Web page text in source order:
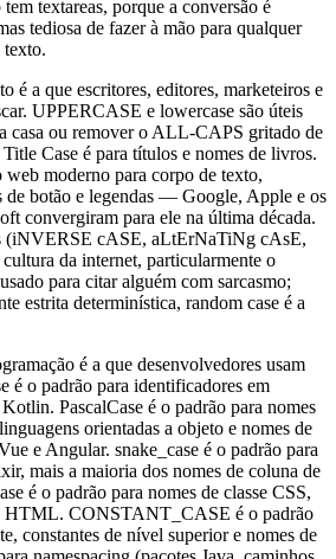
textareas, porque a conversão é
tediosa de fazer à mão para qualquer
texto.
é a que escritores, editores, marketeiros e
UPPERCASE e lowercase são úteis
casa ou remover o ALL-CAPS gritado de
Case é para títulos e nomes de livros.
web moderno para corpo de texto,
botão e legendas — Google, Apple e os
convergiram para ele na última década.
(iNVERSE cASE, aLtErNaTiNg cAsE,
da internet, particularmente o
para citar alguém com sarcasmo;
estrita determinística, random case é a
é a que desenvolvedores usam
é o padrão para identificadores em
PascalCase é o padrão para nomes
orientadas a objeto e nomes de
e Angular. snake_case é o padrão para
mais a maioria dos nomes de coluna de
é o padrão para nomes de classe CSS,
HTML. CONSTANT_CASE é o padrão
constantes de nível superior e nomes de